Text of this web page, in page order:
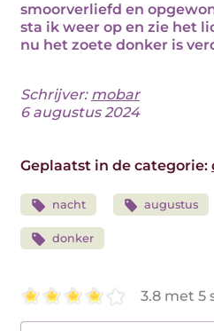
smoorverliefd en
sta ik weer op en zie het
nu het zoete donker is
Schrijver: mobar
6 augustus 2024
Geplaatst in de categorie:
nacht augustus
donker
3.8 met 5